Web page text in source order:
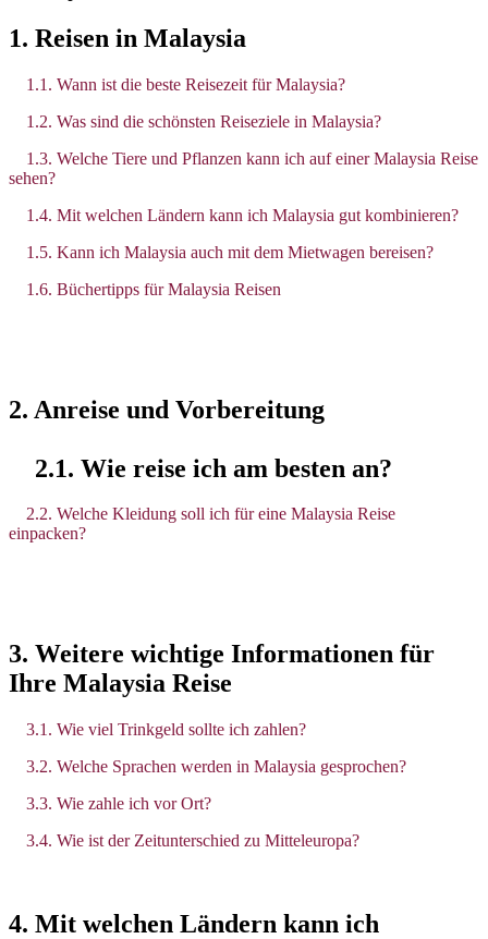
1. Reisen in Malaysia
1.1. Wann ist die beste Reisezeit für Malaysia?
1.2. Was sind die schönsten Reiseziele in Malaysia?
1.3. Welche Tiere und Pflanzen kann ich auf einer Malaysia Reise
sehen?
1.4. Mit welchen Ländern kann ich Malaysia gut kombinieren?
1.5. Kann ich Malaysia auch mit dem Mietwagen bereisen?
1.6. Büchertipps für Malaysia Reisen
2. Anreise und Vorbereitung
2.1. Wie reise ich am besten an?
2.2. Welche Kleidung soll ich für eine Malaysia Reise
einpacken?
3. Weitere wichtige Informationen für
Ihre Malaysia Reise
3.1. Wie viel Trinkgeld sollte ich zahlen?
3.2. Welche Sprachen werden in Malaysia gesprochen?
3.3. Wie zahle ich vor Ort?
3.4. Wie ist der Zeitunterschied zu Mitteleuropa?
4. Mit welchen Ländern kann ich